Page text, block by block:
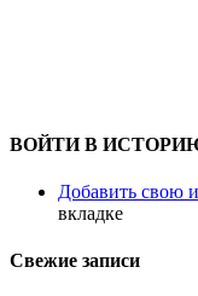
ВОЙТИ В
Добавить свою
вкладке
Свежие записи